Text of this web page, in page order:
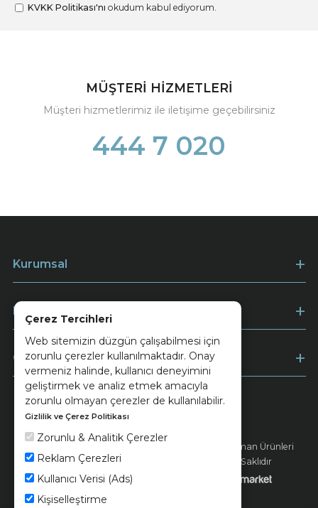
Çerez Tercihleri
Web sitemizin düzgün çalışabilmesi için
zorunlu çerezler kullanılmaktadır. Onay
vermeniz halinde, kullanıcı deneyimini
geliştirmek ve analiz etmek amacıyla
zorunlu olmayan çerezler de kullanılabilir.
Gizlilik ve Çerez Politikası
Zorunlu & Analitik Çerezler
Reklam Çerezleri
Kullanıcı Verisi (Ads)
Kişiselleştirme
KVKK Politikası'nı okudum kabul ediyorum.
MÜŞTERİ HİZMETLERİ
Müşteri hizmetlerimiz ile iletişime geçebilirsiniz
444 7 020
Kurumsal
Müşteri Hizmetleri
Ödeme
Keramika Kvkk ve Çerez Politikası
© 2026 Ünsa Madencilik Turizm Enerji Seramik Orman Ürünleri
Elektrik Üretim San. ve Tic. A.Ş. - Tüm Hakları Saklıdır